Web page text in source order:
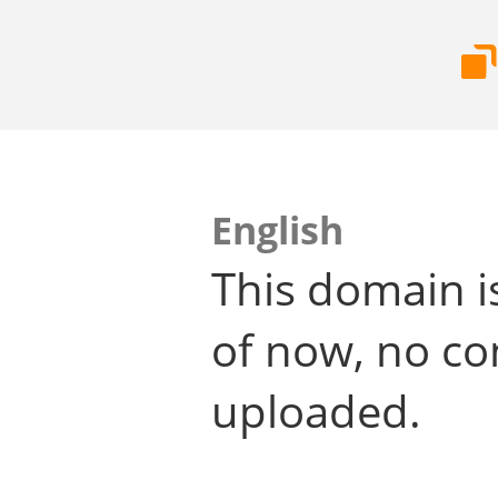
English
This domain
of now, no
uploaded.